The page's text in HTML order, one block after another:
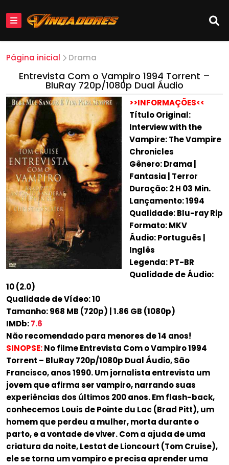
Página inicial Drama
Entrevista Com o Vampiro 1994 Torrent –
BluRay 720p/1080p Dual Áudio
>>INFORMAÇÕES<<
Título Original:
Interview with the
Vampire: The Vampire
Chronicles
Gênero: Drama |
Fantasia | Terror
Duração: 2 H 03 Min.
Lançamento: 1994
Qualidade: Blu-ray Rip
Formato: MKV
Áudio: Português |
Inglês
Legenda: PT-BR
Qualidade de Áudio:
10 (2.0)
Qualidade de Vídeo: 10
Tamanho: 968 MB (720p) | 1.86 GB (1080p)
IMDb:7.6
Não recomendado para menores de 14 anos!
SINOPSE:No filme Entrevista Com o Vampiro 1994
Torrent – BluRay 720p/1080p Dual Áudio, São
Francisco, anos 1990. Um jornalista entrevista um
jovem que afirma ser vampiro, narrando suas
experiências dos últimos 200 anos. Em flash-back,
conhecemos Louis de Pointe du Lac (Brad Pitt), um
homem que perdeu a mulher, morta durante o
parto, e a vontade de viver. Com a ajuda de uma
criatura da noite, Lestat de Lioncourt (Tom Cruise),
ele se torna um vampiro e precisa aprender uma